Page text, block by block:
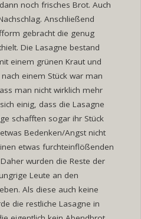
noch frisches Brot. Auch
Anschließend
gebracht die genug
Die Lasagne bestand
einem grünen Kraut und
einem Stück war man
man nicht wirklich mehr
einig, dass die Lasagne
schafften sogar ihr Stück
Bedenken/Angst nicht
etwas furchteinflößenden
wurden die Reste der
Leute an den
Als diese auch keine
die restliche Lasagne in